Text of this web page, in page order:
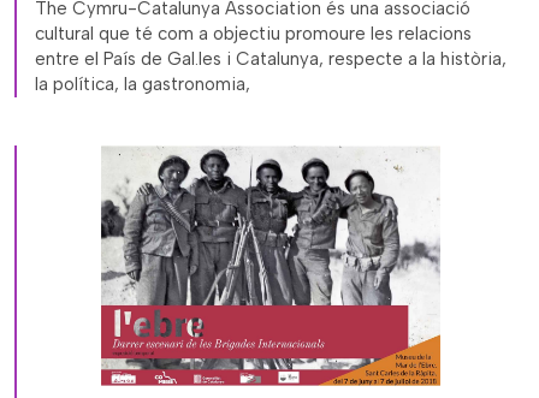
The Cymru-Catalunya Association és una associació
cultural que té com a objectiu promoure les relacions
entre el País de Gal.les i Catalunya, respecte a la història,
la política, la gastronomia,